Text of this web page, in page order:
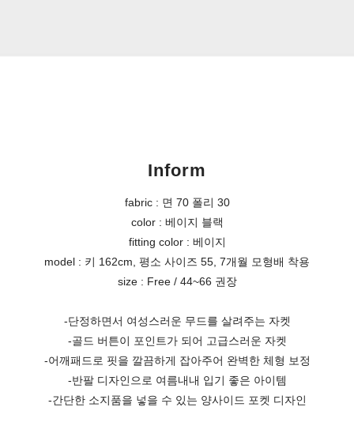
Inform
fabric : 면 70 폴리 30
color : 베이지 블랙
fitting color : 베이지
model : 키 162cm, 평소 사이즈 55, 7개월 모형배 착용
size : Free / 44~66 권장
-단정하면서 여성스러운 무드를 살려주는 자켓
-골드 버튼이 포인트가 되어 고급스러운 자켓
-어깨패드로 핏을 깔끔하게 잡아주어 완벽한 체형 보정
-반팔 디자인으로 여름내내 입기 좋은 아이템
-간단한 소지품을 넣을 수 있는 양사이드 포켓 디자인